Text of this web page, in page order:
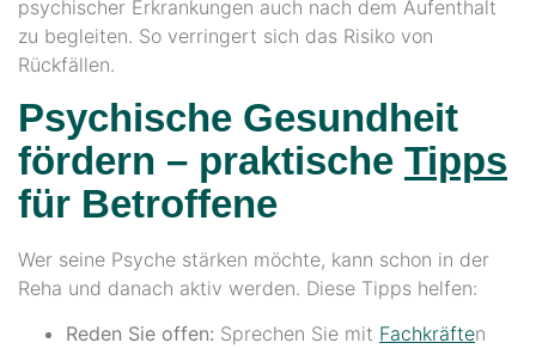
psychischer Erkrankungen auch nach dem Aufenthalt
zu begleiten. So verringert sich das Risiko von
Rückfällen.
Psychische Gesundheit
fördern – praktische Tipps
für Betroffene
Wer seine Psyche stärken möchte, kann schon in der
Reha und danach aktiv werden. Diese Tipps helfen:
Reden Sie offen: Sprechen Sie mit Fachkräften